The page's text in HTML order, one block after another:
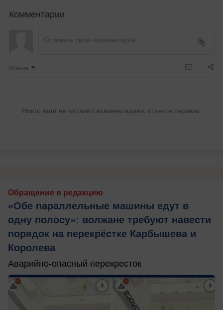
Комментарии
Новые
Никто ещё не оставил комментариев, станьте первым.
Обращение в редакцию
«Обе параллельные машины едут в
одну полосу»: волжане требуют навести
порядок на перекрёстке Карбышева и
Королева
Аварийно-опасный перекресток